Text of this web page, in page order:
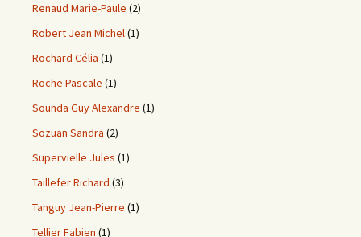
Renaud Marie-Paule (2)
Robert Jean Michel(1)
Rochard Célia (1)
Roche Pascale (1)
Sounda Guy Alexandre (1)
Sozuan Sandra (2)
Supervielle Jules (1)
Taillefer Richard (3)
Tanguy Jean-Pierre (1)
Tellier Fabien (1)